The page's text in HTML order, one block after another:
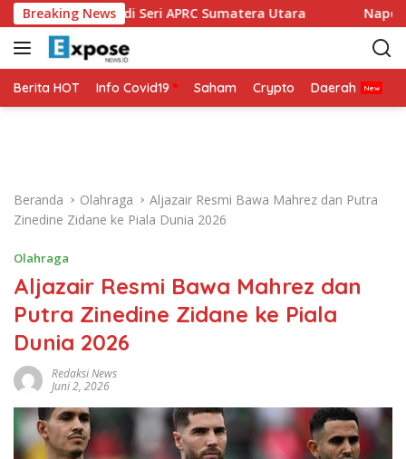
a
g
u
Breaking News
di Seri APRC Sumatera Utara Napoli Masuk
Berita HOT Info Covid19 Saham Crypto Daerah
Beranda Olahraga
Aljazair Resmi Bawa Mahrez dan Putra
Zinedine Zidane ke Piala Dunia 2026
Olahraga
Aljazair Resmi Bawa Mahrez dan
Putra Zinedine Zidane ke Piala
Dunia 2026
Redaksi News
Juni 2, 2026